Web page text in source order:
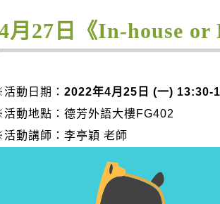
月27日《In-house or
動日期： 2022年4月25日 (一) 13:30-
動地點：德芳外語大樓FG402
動講師：李亭穎 老師